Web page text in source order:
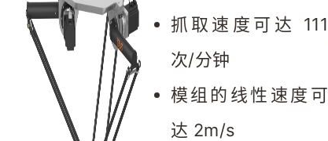
抓取速度可达 111
次/分钟
模组的线性速度可
达 2m/s